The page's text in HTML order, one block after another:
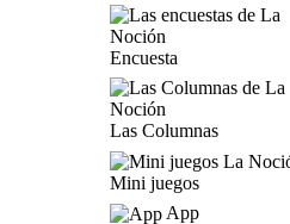
Encuesta
Las Columnas
Mini juegos
App